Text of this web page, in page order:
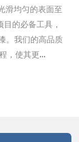
滑均匀的表面至
的必备工具，
。我们的高品质
，使其更...